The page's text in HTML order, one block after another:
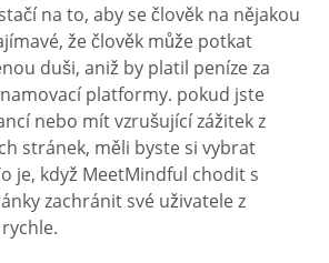
na to, aby se člověk na nějakou
že člověk může potkat
duši, aniž by platil peníze za
platformy. pokud jste
nebo mít vzrušující zážitek z
stránek, měli byste si vybrat
je, když MeetMindful chodit s
zachránit své uživatele z